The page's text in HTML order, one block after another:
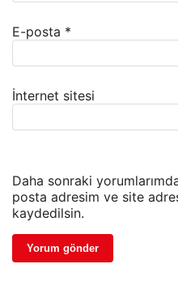
E-posta *
İnternet sitesi
Daha sonraki
posta adresim ve site
kaydedilsin.